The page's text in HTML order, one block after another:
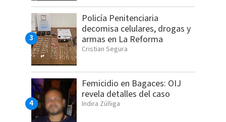
Policía Penitenciaria
decomisa celulares, drogas y
armas en La Reforma
Cristian Segura
Femicidio en Bagaces: OIJ
revela detalles del caso
Indira Zúñiga